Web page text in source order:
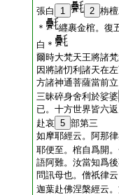
張白
1 2 栴
＊
纒裹金棺。復
白＊
爾時大梵天王將諸
因將諸忉利諸天在
方諸神通菩薩當前
三昧碎身舍利於娑婆
已。十方世界皆六
赴哀 5 部第三
如摩耶經云。阿那
耶便至。棺自爲開
語阿難。汝當知爲
問訊母也。僧祇律
迦葉赴佛涅槃經云